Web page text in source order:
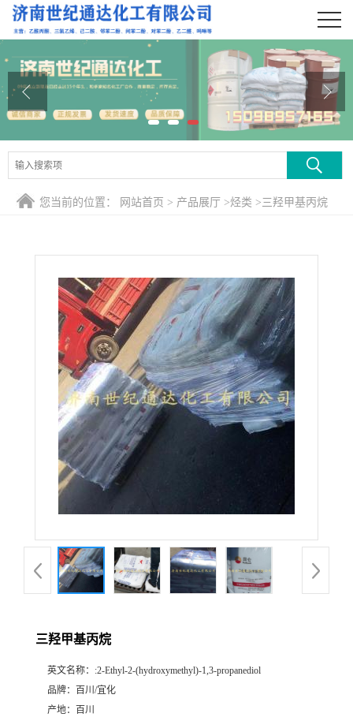
公司介绍
产品展厅
证书荣誉
您当前的位置： 网站首页 > 产品展厅 >烃类 >三羟甲基丙烷
三羟甲基丙烷
英文名称： :2-Ethyl-2-(hydroxymethyl)-1,3-propanediol
品牌：
百川/宜化
产地：
百川